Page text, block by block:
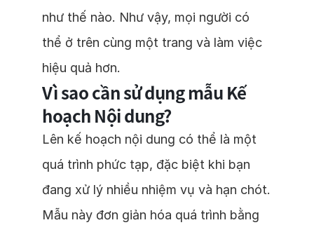
như thế nào. Như vậy, mọi người có
thể ở trên cùng một trang và làm việc
hiệu quả hơn.
Vì sao cần sử dụng mẫu Kế
hoạch Nội dung?
Lên kế hoạch nội dung có thể là một
quá trình phức tạp, đặc biệt khi bạn
đang xử lý nhiều nhiệm vụ và hạn chót.
Mẫu này đơn giản hóa quá trình bằng